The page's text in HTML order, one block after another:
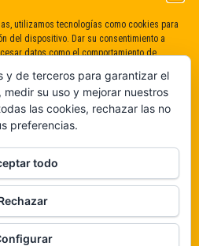
utilizamos tecnologías como cookies para
del dispositivo. Dar su consentimiento a
datos como el comportamiento de
a determinadas características y
manera
que hay aquí
y de terceros para garantizar el
su uso y mejorar nuestros
las cookies, rechazar las no
preferencias.
todo